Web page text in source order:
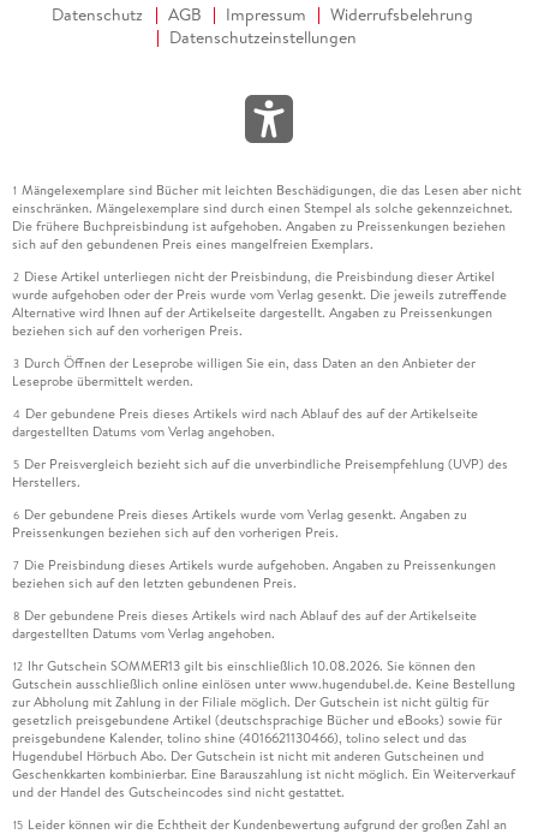
Datenschutz AGB Impressum
Widerrufsbelehrung
Datenschutzeinstellungen
1 Mängelexemplare sind Bücher mit leichten Beschädigungen, die das Lesen aber nicht
einschränken. Mängelexemplare sind durch einen Stempel als solche gekennzeichnet.
Die frühere Buchpreisbindung ist aufgehoben. Angaben zu Preissenkungen beziehen
sich auf den gebundenen Preis eines mangelfreien Exemplars.
2 Diese Artikel unterliegen nicht der Preisbindung, die Preisbindung dieser Artikel
wurde aufgehoben oder der Preis wurde vom Verlag gesenkt. Die jeweils zutreffende
Alternative wird Ihnen auf der Artikelseite dargestellt. Angaben zu Preissenkungen
beziehen sich auf den vorherigen Preis.
3 Durch Öffnen der Leseprobe willigen Sie ein, dass Daten an den Anbieter der
Leseprobe übermittelt werden.
4 Der gebundene Preis dieses Artikels wird nach Ablauf des auf der Artikelseite
dargestellten Datums vom Verlag angehoben.
5 Der Preisvergleich bezieht sich auf die unverbindliche Preisempfehlung (UVP) des
Herstellers.
6 Der gebundene Preis dieses Artikels wurde vom Verlag gesenkt. Angaben zu
Preissenkungen beziehen sich auf den vorherigen Preis.
7 Die Preisbindung dieses Artikels wurde aufgehoben. Angaben zu Preissenkungen
beziehen sich auf den letzten gebundenen Preis.
8 Der gebundene Preis dieses Artikels wird nach Ablauf des auf der Artikelseite
dargestellten Datums vom Verlag angehoben.
12 Ihr Gutschein SOMMER13 gilt bis einschließlich 10.08.2026. Sie können den
Gutschein ausschließlich online einlösen unter www.hugendubel.de. Keine Bestellung
zur Abholung mit Zahlung in der Filiale möglich. Der Gutschein ist nicht gültig für
gesetzlich preisgebundene Artikel (deutschsprachige Bücher und eBooks) sowie für
preisgebundene Kalender, tolino shine (4016621130466), tolino select und das
Hugendubel Hörbuch Abo. Der Gutschein ist nicht mit anderen Gutscheinen und
Geschenkkarten kombinierbar. Eine Barauszahlung ist nicht möglich. Ein Weiterverkauf
und der Handel des Gutscheincodes sind nicht gestattet.
15 Leider können wir die Echtheit der Kundenbewertung aufgrund der großen Zahl an